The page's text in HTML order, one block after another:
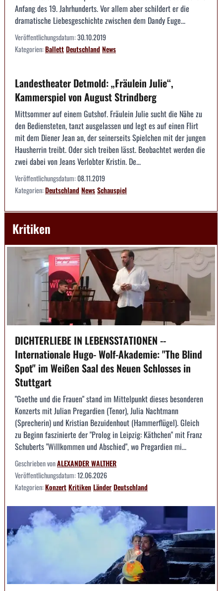
Anfang des 19. Jahrhunderts. Vor allem aber schildert er die
dramatische Liebesgeschichte zwischen dem Dandy Euge...
Veröffentlichungsdatum:30.10.2019
Kategorien:BallettDeutschlandNews
Landestheater Detmold: „Fräulein Julie“,
Kammerspiel von August Strindberg
Mittsommer auf einem Gutshof. Fräulein Julie sucht die Nähe zu
den Bediensteten, tanzt ausgelassen und legt es auf einen Flirt
mit dem Diener Jean an, der seinerseits Spielchen mit der jungen
Hausherrin treibt. Oder sich treiben lässt. Beobachtet werden die
zwei dabei von Jeans Verlobter Kristin. De...
Veröffentlichungsdatum:08.11.2019
Kategorien:DeutschlandNewsSchauspiel
Kritiken
DICHTERLIEBE IN LEBENSSTATIONEN --
Internationale Hugo- Wolf-Akademie: "The Blind
Spot" im Weißen Saal des Neuen Schlosses in
Stuttgart
"Goethe und die Frauen" stand im Mittelpunkt dieses besonderen
Konzerts mit Julian Pregardien (Tenor), Julia Nachtmann
(Sprecherin) und Kristian Bezuidenhout (Hammerflügel). Gleich
zu Beginn faszinierte der "Prolog in Leipzig: Käthchen" mit Franz
Schuberts "Willkommen und Abschied", wo Pregardien mi...
Geschrieben vonALEXANDER WALTHER
Veröffentlichungsdatum:12.06.2026
Kategorien:KonzertKritikenLänderDeutschland